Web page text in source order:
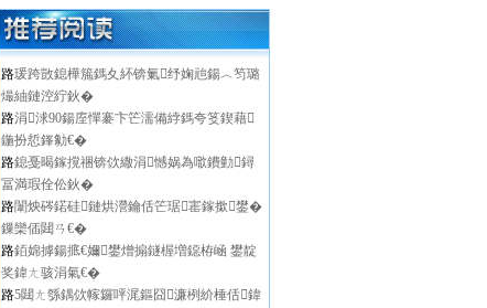
路瑗跨敳鎴樺箷鎷夊紑锛氭纾婅兘鍚︿笉璐
熶紬鏈涳紵鈥�
路涓浗90鍚庢憚褰卞笀濡備綍鎷夸笅鍥藉
鍦扮悊鎽勨€�
路鎴戞暍鎵撹祵锛佽繖涓憾娲為噷鐨勭鐞
冨満瑕佺伀鈥�
路闈炴硶鍩硅鏈烘瀯鑰佸笀琚寚鎵撳鐢�
鏁欒偛閮ㄢ€�
路銆婂摢鍚掋€嬭鐢熷搧鐩楃増鐚栫崡 鐢靛
奖鍏ㄤ骇涓氣€�
路5閮ㄤ綔鍝佽幏鑼呯浘鏂囧濂栵紒棰佸鍏